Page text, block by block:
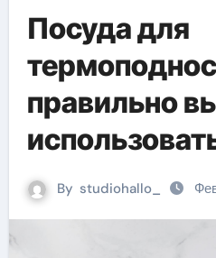
Посуда для
правильно
By studiohallo_